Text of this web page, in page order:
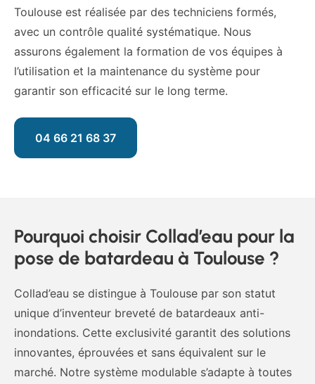
Toulouse est réalisée par des techniciens formés,
avec un contrôle qualité systématique. Nous
assurons également la formation de vos équipes à
l’utilisation et la maintenance du système pour
garantir son efficacité sur le long terme.
04 66 21 68 37
Pourquoi choisir Collad’eau pour la
pose de batardeau à Toulouse ?
Collad’eau se distingue à Toulouse par son statut
unique d’inventeur breveté de batardeaux anti-
inondations. Cette exclusivité garantit des solutions
innovantes, éprouvées et sans équivalent sur le
marché. Notre système modulable s’adapte à toutes